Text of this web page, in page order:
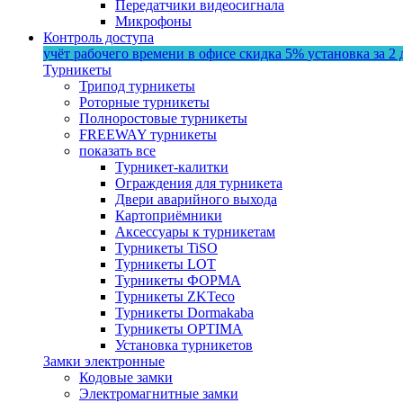
Передатчики видеосигнала
Микрофоны
Контроль доступа
учёт рабочего времени в офисе скидка 5% установка за 2
Турникеты
Трипод турникеты
Роторные турникеты
Полноростовые турникеты
FREEWAY турникеты
показать все
Турникет-калитки
Ограждения для турникета
Двери аварийного выхода
Картоприёмники
Аксессуары к турникетам
Турникеты TiSO
Турникеты LOT
Турникеты ФОРМА
Турникеты ZKTeco
Турникеты Dormakaba
Турникеты OPTIMA
Установка турникетов
Замки электронные
Кодовые замки
Электромагнитные замки